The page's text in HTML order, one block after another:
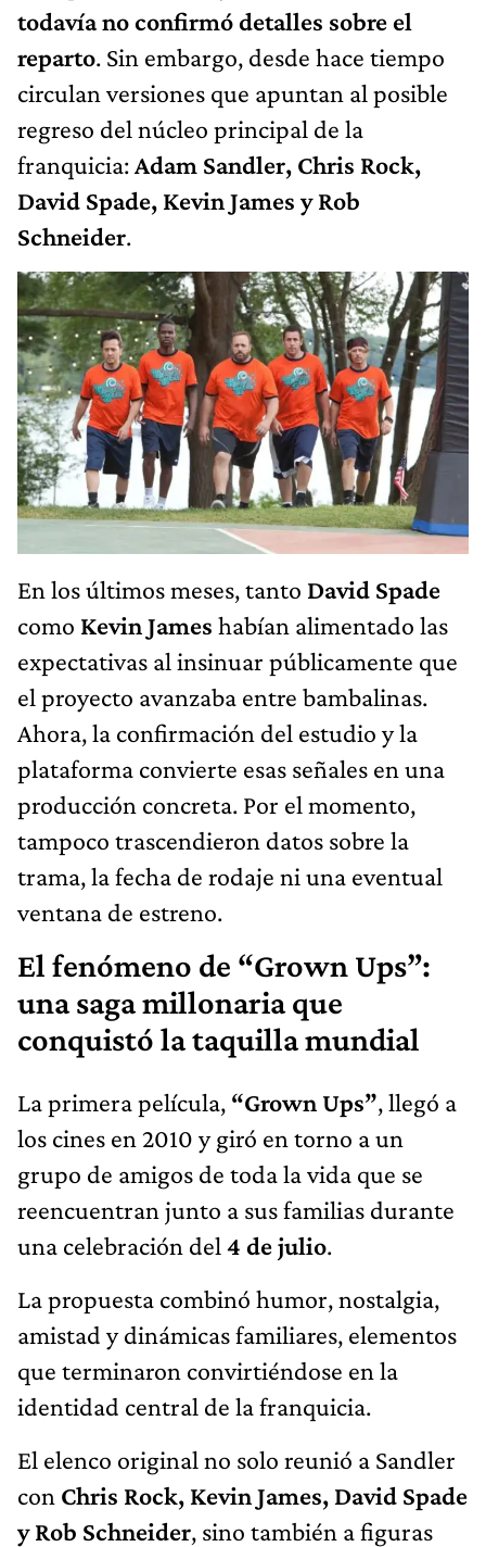
todavía no confirmó detalles sobre el
reparto. Sin embargo, desde hace tiempo
circulan versiones que apuntan al posible
regreso del núcleo principal de la
franquicia:Adam Sandler, Chris Rock,
David Spade, Kevin James y Rob
Schneider.
En los últimos meses, tanto David Spade
como Kevin James habían alimentado las
expectativas al insinuar públicamente que
el proyecto avanzaba entre bambalinas.
Ahora, la confirmación del estudio y la
plataforma convierte esas señales en una
producción concreta. Por el momento,
tampoco trascendieron datos sobre la
trama, la fecha de rodaje ni una eventual
ventana de estreno.
El fenómeno de “Grown Ups”:
una saga millonaria que
conquistó la taquilla mundial
La primera película, “Grown Ups”, llegó a
los cines en 2010 y giró en torno a un
grupo de amigos de toda la vida que se
reencuentran junto a sus familias durante
una celebración del 4 de julio.
La propuesta combinó humor, nostalgia,
amistad y dinámicas familiares, elementos
que terminaron convirtiéndose en la
identidad central de la franquicia.
El elenco original no solo reunió a Sandler
con Chris Rock, Kevin James, David Spade
y Rob Schneider, sino también a figuras